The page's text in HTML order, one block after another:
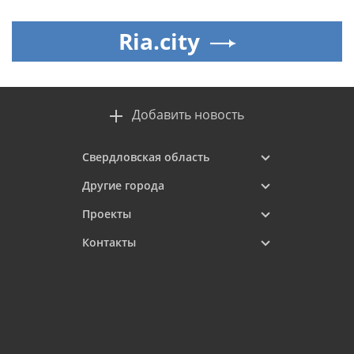
Ria.city
Добавить новость
Свердловская область
Другие города
Проекты
Контакты